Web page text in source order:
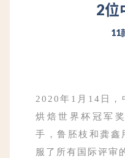
2位
11
2020年1月14日，
烘焙世界杯冠军
手，鲁胚枝和龚鑫
服了所有国际评审